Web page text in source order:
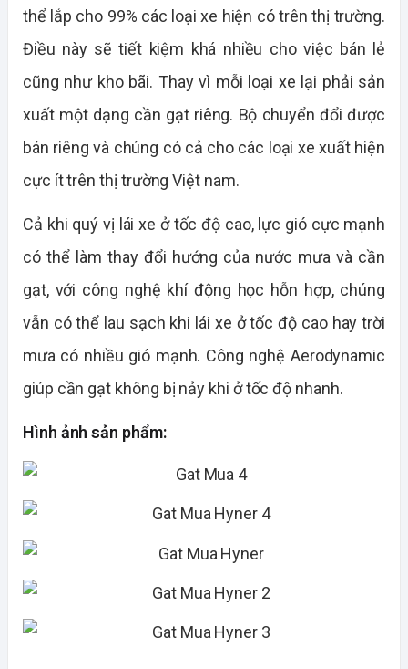
thể lắp cho 99% các loại xe hiện có trên thị trường.
Điều này sẽ tiết kiệm khá nhiều cho việc bán lẻ
cũng như kho bãi. Thay vì mỗi loại xe lại phải sản
xuất một dạng cần gạt riêng. Bộ chuyển đổi được
bán riêng và chúng có cả cho các loại xe xuất hiện
cực ít trên thị trường Việt nam.
Cả khi quý vị lái xe ở tốc độ cao, lực gió cực mạnh
có thể làm thay đổi hướng của nước mưa và cần
gạt, với công nghệ khí động học hỗn hợp, chúng
vẫn có thể lau sạch khi lái xe ở tốc độ cao hay trời
mưa có nhiều gió mạnh. Công nghệ Aerodynamic
giúp cần gạt không bị nảy khi ở tốc độ nhanh.
Hình ảnh sản phẩm: